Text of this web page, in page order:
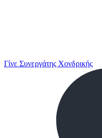
Γίνε Συνεργάτης Χονδρικής